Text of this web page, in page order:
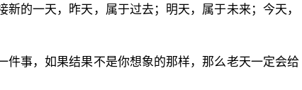
新的一天，昨天，属于过去；明天，属于未来；今天，
件事，如果结果不是你想象的那样，那么老天一定会给